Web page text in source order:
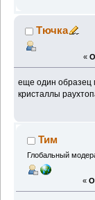
Тючка
«
еще один образец
кристаллы
Тим
Глобальный
«